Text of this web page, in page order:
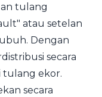
tulang
atau setelan
Dengan
secara
tulang ekor.
secara